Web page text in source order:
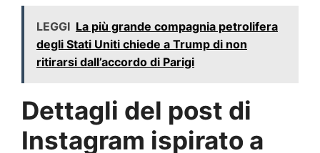
LEGGI La più grande compagnia petrolifera
degli Stati Uniti chiede a Trump di non
ritirarsi dall’accordo di Parigi
Dettagli del post di
Instagram ispirato a